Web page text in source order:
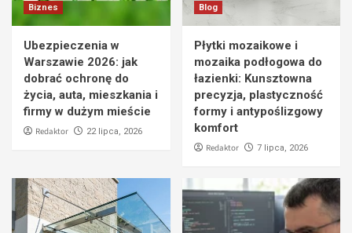
Biznes
Ubezpieczenia w
Warszawie 2026: jak
dobrać ochronę do
życia, auta, mieszkania i
firmy w dużym mieście
Redaktor 22 lipca, 2026
Blog
Płytki mozaikowe i
mozaika podłogowa do
łazienki: Kunsztowna
precyzja, plastyczność
formy i antypoślizgowy
komfort
Redaktor 7 lipca, 2026